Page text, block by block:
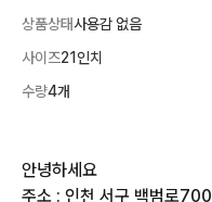
상품상태사용감 없음
사이즈21인치
수량4개
안녕하세요
주소 : 인천 서구 백범로700